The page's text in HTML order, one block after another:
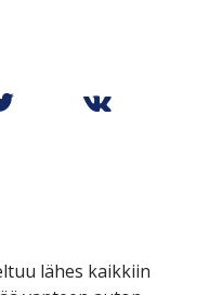
lähes kaikkiin